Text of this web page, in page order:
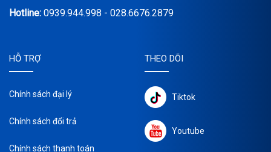
Hotline: 0939.944.998 - 028.6676.2879
HỖ TRỢ
Chính sách đại lý
Chính sách đổi trả
Chính sách thanh toán
THEO DÕI
Tiktok
Youtube